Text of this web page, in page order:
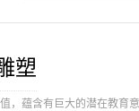
塑
，蕴含有巨大的潜在教育